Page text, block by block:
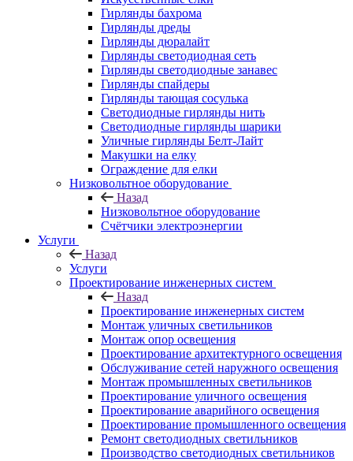
Гирлянды бахрома
Гирлянды дреды
Гирлянды дюралайт
Гирлянды светодиодная сеть
Гирлянды светодиодные занавес
Гирлянды спайдеры
Гирлянды тающая сосулька
Светодиодные гирлянды нить
Светодиодные гирлянды шарики
Уличные гирлянды Белт-Лайт
Макушки на елку
Ограждение для елки
Низковольтное оборудование
Назад
Низковольтное оборудование
Счётчики электроэнергии
Услуги
Назад
Услуги
Проектирование инженерных систем
Назад
Проектирование инженерных систем
Монтаж уличных светильников
Монтаж опор освещения
Проектирование архитектурного освещения
Обслуживание сетей наружного освещения
Монтаж промышленных светильников
Проектирование уличного освещения
Проектирование аварийного освещения
Проектирование промышленного освещения
Ремонт светодиодных светильников
Производство светодиодных светильников